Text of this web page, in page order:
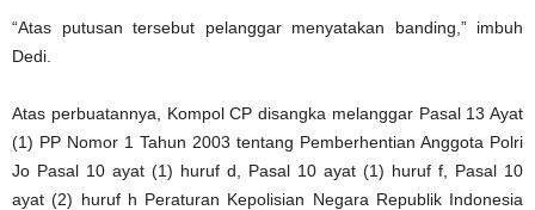
“Atas putusan tersebut pelanggar menyatakan banding,” imbuh
Dedi.
Atas perbuatannya, Kompol CP disangka melanggar Pasal 13 Ayat
(1) PP Nomor 1 Tahun 2003 tentang Pemberhentian Anggota Polri
Jo Pasal 10 ayat (1) huruf d, Pasal 10 ayat (1) huruf f, Pasal 10
ayat (2) huruf h Peraturan Kepolisian Negara Republik Indonesia